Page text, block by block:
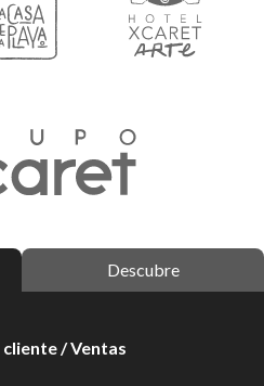
Descubre
/ Ventas